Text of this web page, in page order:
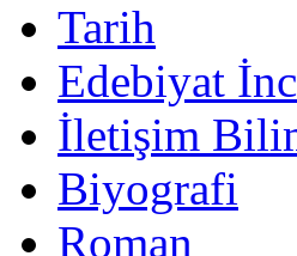
Tarih
Edebiyat
İletişim
Biyografi
Roman